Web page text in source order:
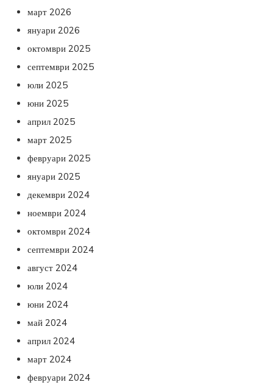
март 2026
януари 2026
октомври 2025
септември 2025
юли 2025
юни 2025
април 2025
март 2025
февруари 2025
януари 2025
декември 2024
ноември 2024
октомври 2024
септември 2024
август 2024
юли 2024
юни 2024
май 2024
април 2024
март 2024
февруари 2024